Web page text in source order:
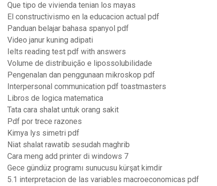
Que tipo de vivienda tenian los mayas
El constructivismo en la educacion actual pdf
Panduan belajar bahasa spanyol pdf
Video janur kuning adipati
Ielts reading test pdf with answers
Volume de distribuição e lipossolubilidade
Pengenalan dan penggunaan mikroskop pdf
Interpersonal communication pdf toastmasters
Libros de logica matematica
Tata cara shalat untuk orang sakit
Pdf por trece razones
Kimya lys simetri pdf
Niat shalat rawatib sesudah maghrib
Cara meng add printer di windows 7
Gece gündüz programı sunucusu kürşat kimdir
5.1 interpretacion de las variables macroeconomicas pdf